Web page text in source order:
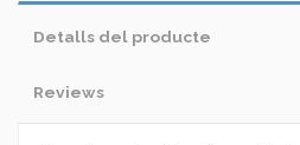
Detalls del producte
Reviews